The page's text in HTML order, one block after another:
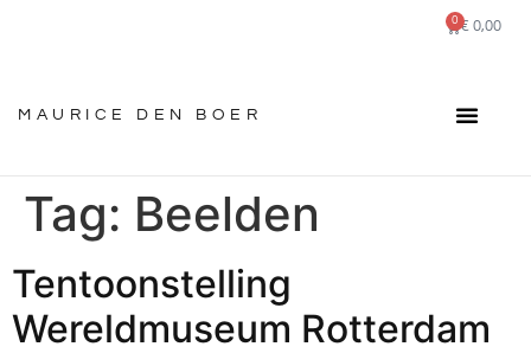
€ 0,00
0
MAURICE DEN BOER
Tag: Beelden
Tentoonstelling
Wereldmuseum Rotterdam